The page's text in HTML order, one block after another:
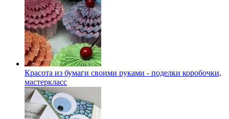
Красота из бумаги своими руками - поделки коробочки,
мастеркласс